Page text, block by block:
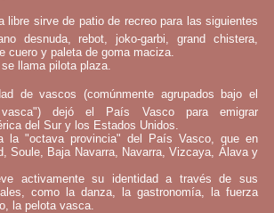
libre sirve de patio de recreo para las siguientes
desnuda, rebot, joko-garbi, grand chistera,
cuero y paleta de goma maciza.
llama pilota plaza.
de vascos (comúnmente agrupados bajo el
vasca") dejó el País Vasco para emigrar
del Sur y los Estados Unidos.
la "octava provincia" del País Vasco, que en
Soule, Baja Navarra, Navarra, Vizcaya, Álava y
activamente su identidad a través de sus
como la danza, la gastronomía, la fuerza
la pelota vasca.